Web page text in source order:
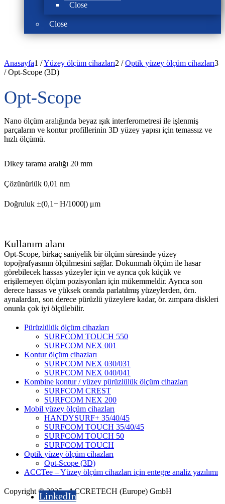
Close
Close
Anasayfa1 /Yüzey ölçüm cihazları2 / Optik yüzey ölçüm cihazları3
/ Opt-Scope (3D)
Opt-Scope
Nano ölçüm aralığında beyaz ışık interferometresi ile işlenmiş
parçaların ve kontur profillerinin 3D yüzey yapısı için temassız ve
hızlı ölçümü.
Dikey tarama aralığı 20 mm
Çözünürlük 0,01 nm
Doğruluk ±(0,1+|H/1000|) μm
Kullanım alanı
Opt-Scope, birkaç saniyelik bir ölçüm süresinde yüzey
topoğrafyasının ölçülmesini sağlar. Dokunmalı ölçüm ile hasar
görebilecek hassas yüzeyler için ve ayrıca çok küçük ve
erişilemeyen ölçüm pozisyonları için mükemmeldir. Ayrıca son
derece hassas ve yüksek oranda parlatılmış yüzeylerden, örn.
aynalardan, son derece pürüzlü yüzeylere kadar, ör. zımpara diskleri
onunla çok iyi ölçülebilir.
Pürüzlülük ölçüm cihazları
SURFCOM TOUCH 550
SURFCOM NEX 001
Kontur ölçüm cihazları
SURFCOM NEX 030/031
SURFCOM NEX 040/041
Kombine kontur / yüzey pürüzlülük ölçüm cihazları
SURFCOM CREST
SURFCOM NEX 200
Mobil yüzey ölçüm cihazları
HANDYSURF+ 35/40/45
SURFCOM TOUCH 35/40/45
SURFCOM TOUCH 50
SURFCOM TOUCH
Optik yüzey ölçüm cihazları
Opt-Scope (3D)
ACCTee – Yüzey ölçüm cihazları için entegre analiz yazılımı
Copyright © 2025 - ACCRETECH (Europe) GmbH
LinkedIn